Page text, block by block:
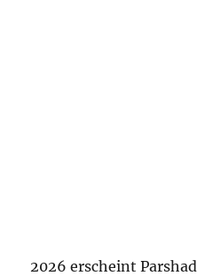
2026 erscheint